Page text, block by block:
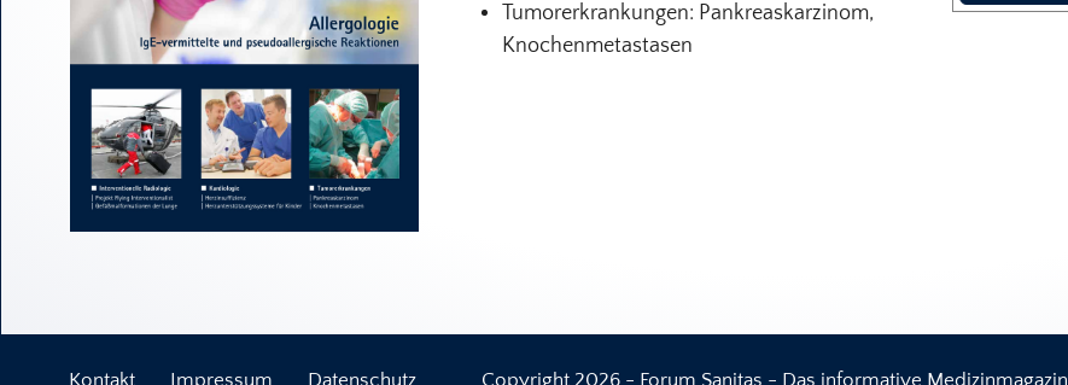
Tumorerkrankungen: Pankreaskarzinom,
Knochenmetastasen
Kontakt Impressum Datenschutz Copyright 2026 - Forum Sanitas - Das informative Medizinmagazin